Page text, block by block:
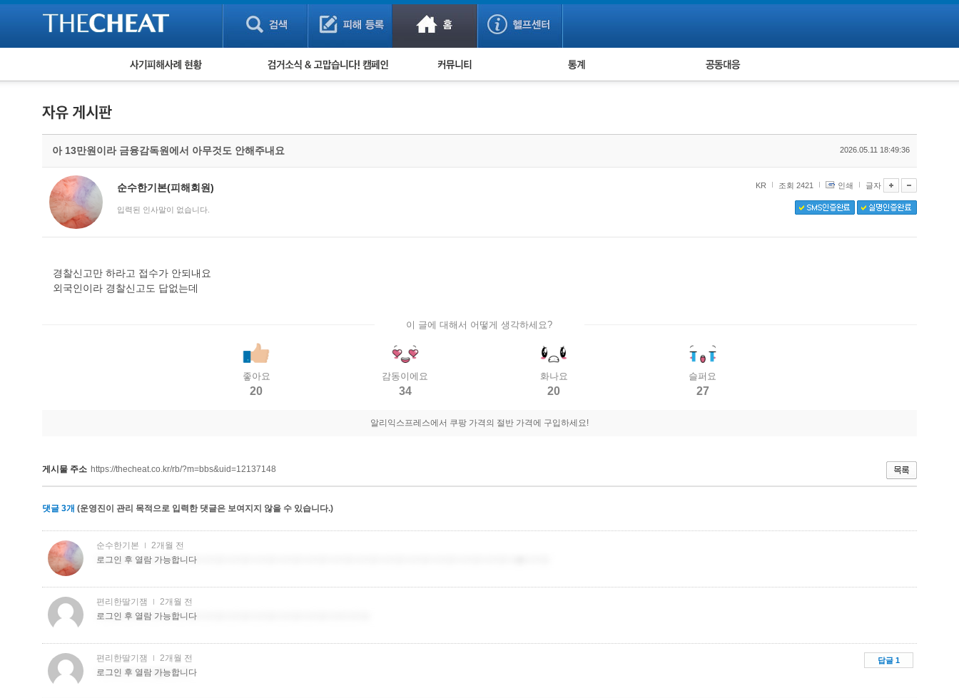
피해사례 현황
보이스피싱 피해사례
유해사이트 목록
비공개 피해사례
워킹홀리데이 피해사례
검거 소식 사기 예방했어요! 누적 피해사례 통계 피해자 공동대응
아 13만원이라 금융감독원에서 아무것도 안해주내요 2026.05.11 18:49:36
순수한기본(피해회원)
입력된 인사말이 없습니다.
KR 조회 2421 인쇄 글자
경찰신고만 하라고 접수가 안되내요
외국인이라 경찰신고도 답없는데
이 글에 대해서 어떻게 생각하세요?
좋아요
20
감동이에요
34
화나요
20
슬퍼요
27
알리익스프레스에서 쿠팡 가격의 절반 가격에 구입하세요!
게시물 주소 https://thecheat.co.kr/rb/?m=bbs&uid=12137148
댓글 3개 (운영진이 관리 목적으로 입력한 댓글은 보여지지 않을 수 있습니다.)